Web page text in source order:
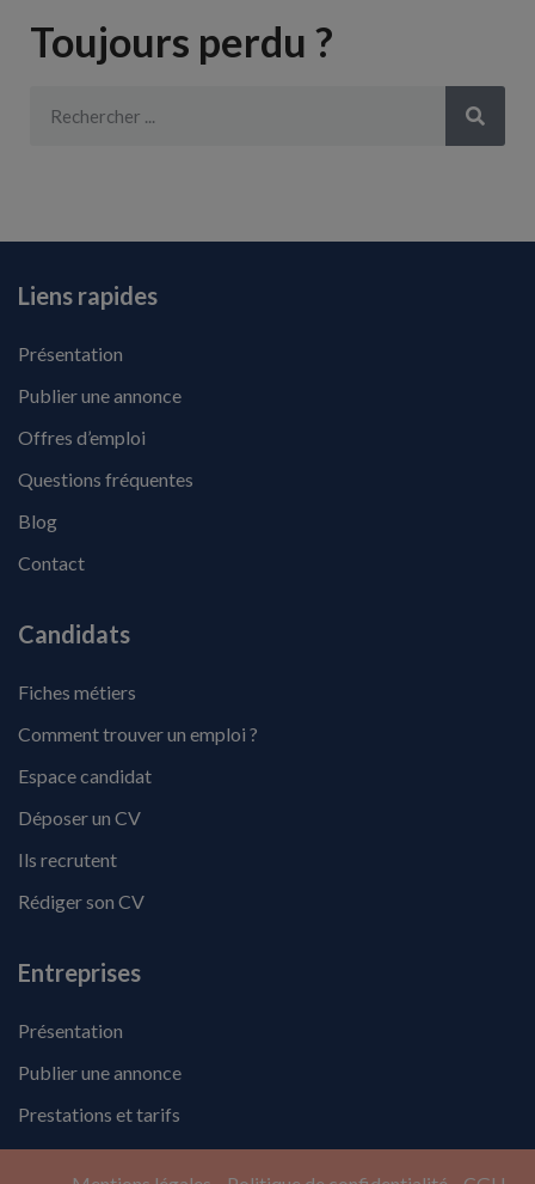
Toujours perdu ?
Liens rapides
Présentation
Publier une annonce
Offres d’emploi
Questions fréquentes
Blog
Contact
Candidats
Fiches métiers
Comment trouver un emploi ?
Espace candidat
Déposer un CV
Ils recrutent
Rédiger son CV
Entreprises
Présentation
Publier une annonce
Prestations et tarifs